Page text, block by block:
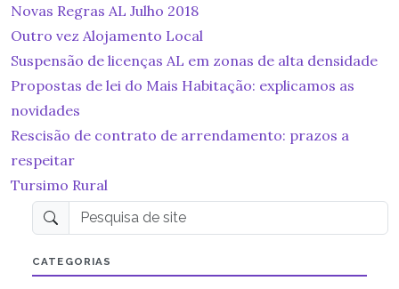
Novas Regras AL Julho 2018
Outro vez Alojamento Local
Suspensão de licenças AL em zonas de alta densidade
Propostas de lei do Mais Habitação: explicamos as
novidades
Rescisão de contrato de arrendamento: prazos a
respeitar
Tursimo Rural
CATEGORIAS